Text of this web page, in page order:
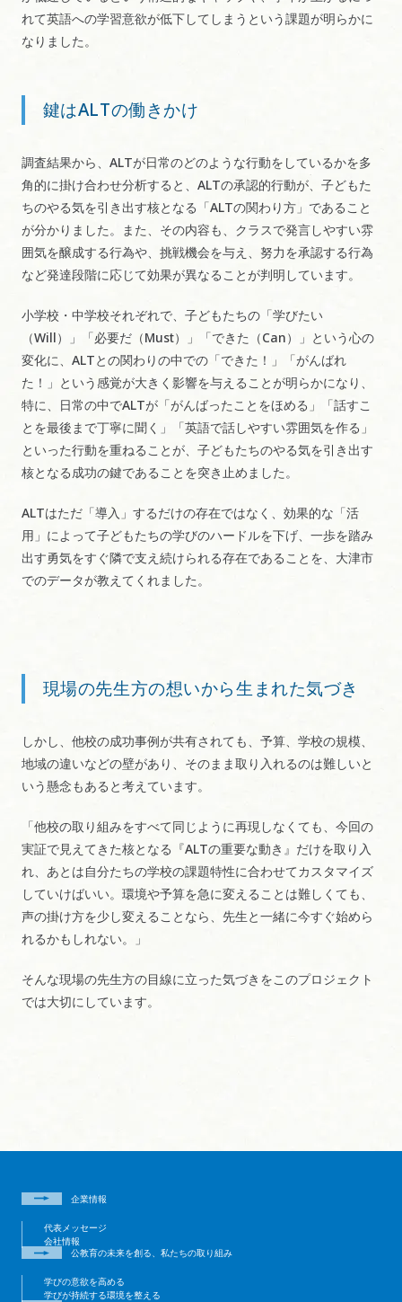
れて英語への学習意欲が低下してしまうという課題が明らかに
なりました。
鍵はALTの働きかけ
調査結果から、ALTが日常のどのような行動をしているかを多
角的に掛け合わせ分析すると、ALTの承認的行動が、子どもた
ちのやる気を引き出す核となる「ALTの関わり方」であること
が分かりました。また、その内容も、クラスで発言しやすい雰
囲気を醸成する行為や、挑戦機会を与え、努力を承認する行為
など発達段階に応じて効果が異なることが判明しています。
小学校・中学校それぞれで、子どもたちの「学びたい
（Will）」「必要だ（Must）」「できた（Can）」という心の
変化に、ALTとの関わりの中での「できた！」「がんばれ
た！」という感覚が大きく影響を与えることが明らかになり、
特に、日常の中でALTが「がんばったことをほめる」「話すこ
とを最後まで丁寧に聞く」「英語で話しやすい雰囲気を作る」
といった行動を重ねることが、子どもたちのやる気を引き出す
核となる成功の鍵であることを突き止めました。
ALTはただ「導入」するだけの存在ではなく、効果的な「活
用」によって子どもたちの学びのハードルを下げ、一歩を踏み
出す勇気をすぐ隣で支え続けられる存在であることを、大津市
でのデータが教えてくれました。
現場の先生方の想いから生まれた気づき
しかし、他校の成功事例が共有されても、予算、学校の規模、
地域の違いなどの壁があり、そのまま取り入れるのは難しいと
いう懸念もあると考えています。
「他校の取り組みをすべて同じように再現しなくても、今回の
実証で見えてきた核となる『ALTの重要な動き』だけを取り入
れ、あとは自分たちの学校の課題特性に合わせてカスタマイズ
していけばいい。環境や予算を急に変えることは難しくても、
声の掛け方を少し変えることなら、先生と一緒に今すぐ始めら
れるかもしれない。」
そんな現場の先生方の目線に立った気づきをこのプロジェクト
では大切にしています。
企業情報
代表メッセージ
会社情報
公教育の未来を創る、私たちの取り組み
学びの意欲を高める
学びが持続する環境を整える